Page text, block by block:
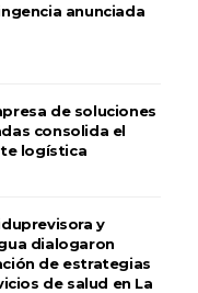
anunciada
de soluciones
consolida el
logística
y
dialogaron
de estrategias
de salud en La